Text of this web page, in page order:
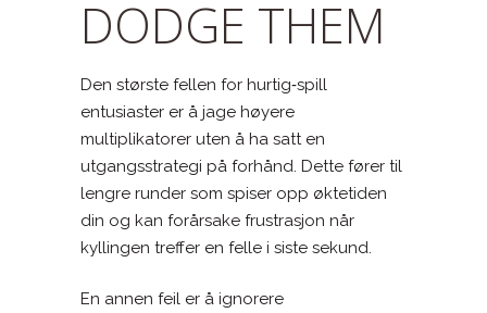
DODGE THEM
Den største fellen for hurtig‑spill
entusiaster er å jage høyere
multiplikatorer uten å ha satt en
utgangsstrategi på forhånd. Dette fører til
lengre runder som spiser opp øktetiden
din og kan forårsake frustrasjon når
kyllingen treffer en felle i siste sekund.
En annen feil er å ignorere